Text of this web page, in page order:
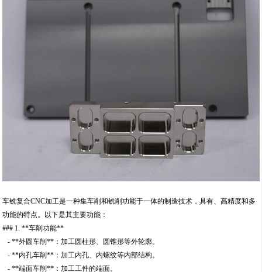
车铣复合CNC加工是一种集车削和铣削功能于一体的制造技术，具有、高精度和多
功能的特点。以下是其主要功能：
### 1. **车削功能**
- **外圆车削**：加工圆柱形、圆锥形等外轮廓。
- **内孔车削**：加工内孔、内螺纹等内部结构。
- **端面车削**：加工工件的端面。